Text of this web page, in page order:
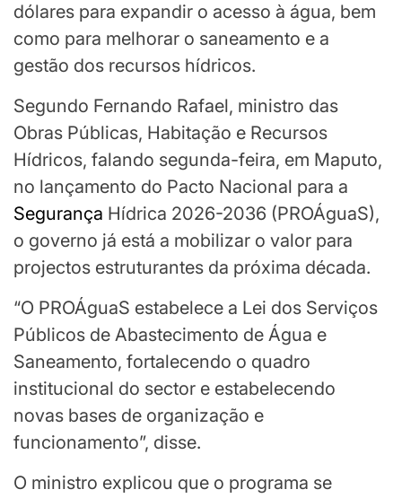
dólares para expandir o acesso à água, bem
como para melhorar o saneamento e a
gestão dos recursos hídricos.
Segundo Fernando Rafael, ministro das
Obras Públicas, Habitação e Recursos
Hídricos, falando segunda-feira, em Maputo,
no lançamento do Pacto Nacional para a
Segurança Hídrica 2026-2036 (PROÁguaS),
o governo já está a mobilizar o valor para
projectos estruturantes da próxima década.
“O PROÁguaS estabelece a Lei dos Serviços
Públicos de Abastecimento de Água e
Saneamento, fortalecendo o quadro
institucional do sector e estabelecendo
novas bases de organização e
funcionamento”, disse.
O ministro explicou que o programa se